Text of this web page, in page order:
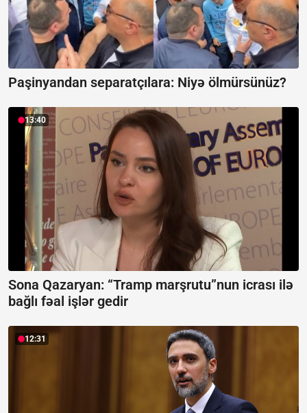
Paşinyandan separatçılara: Niyə ölmürsünüz?
13:40
Sona Qazaryan: “Tramp marşrutu”nun icrası ilə
bağlı fəal işlər gedir
12:31